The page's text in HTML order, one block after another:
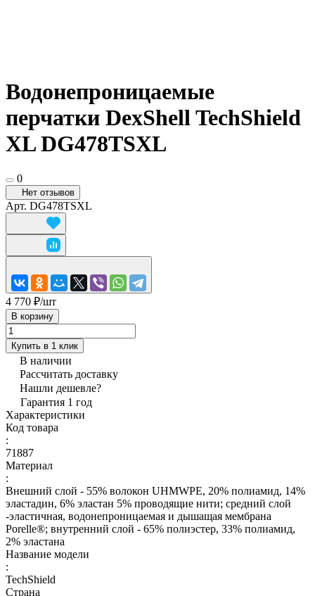
Водонепроницаемые
перчатки DexShell TechShield
XL DG478TSXL
0
Нет отзывов
Арт. DG478TSXL
4 770 ₽/шт
В корзину
Купить в 1 клик
В наличии
Рассчитать доставку
Нашли дешевле?
Гарантия 1 год
Характеристики
Код товара
:
71887
Материал
:
Внешний слой - 55% волокон UHMWPE, 20% полиамид, 14%
эластадин, 6% эластан 5% проводящие нити; средний слой
-эластичная, водонепроницаемая и дышащая мембрана
Porelle®; внутренний слой - 65% полиэстер, 33% полиамид,
2% эластана
Название модели
:
TechShield
Страна